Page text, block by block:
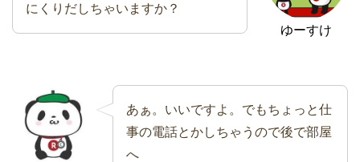
ゆーすけ
にくりだしちゃいますか？
あぁ。いいですよ。でもちょっと仕
事の電話とかしちゃうので後で部屋
へ